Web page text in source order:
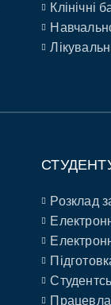
Клінічні
Розклад